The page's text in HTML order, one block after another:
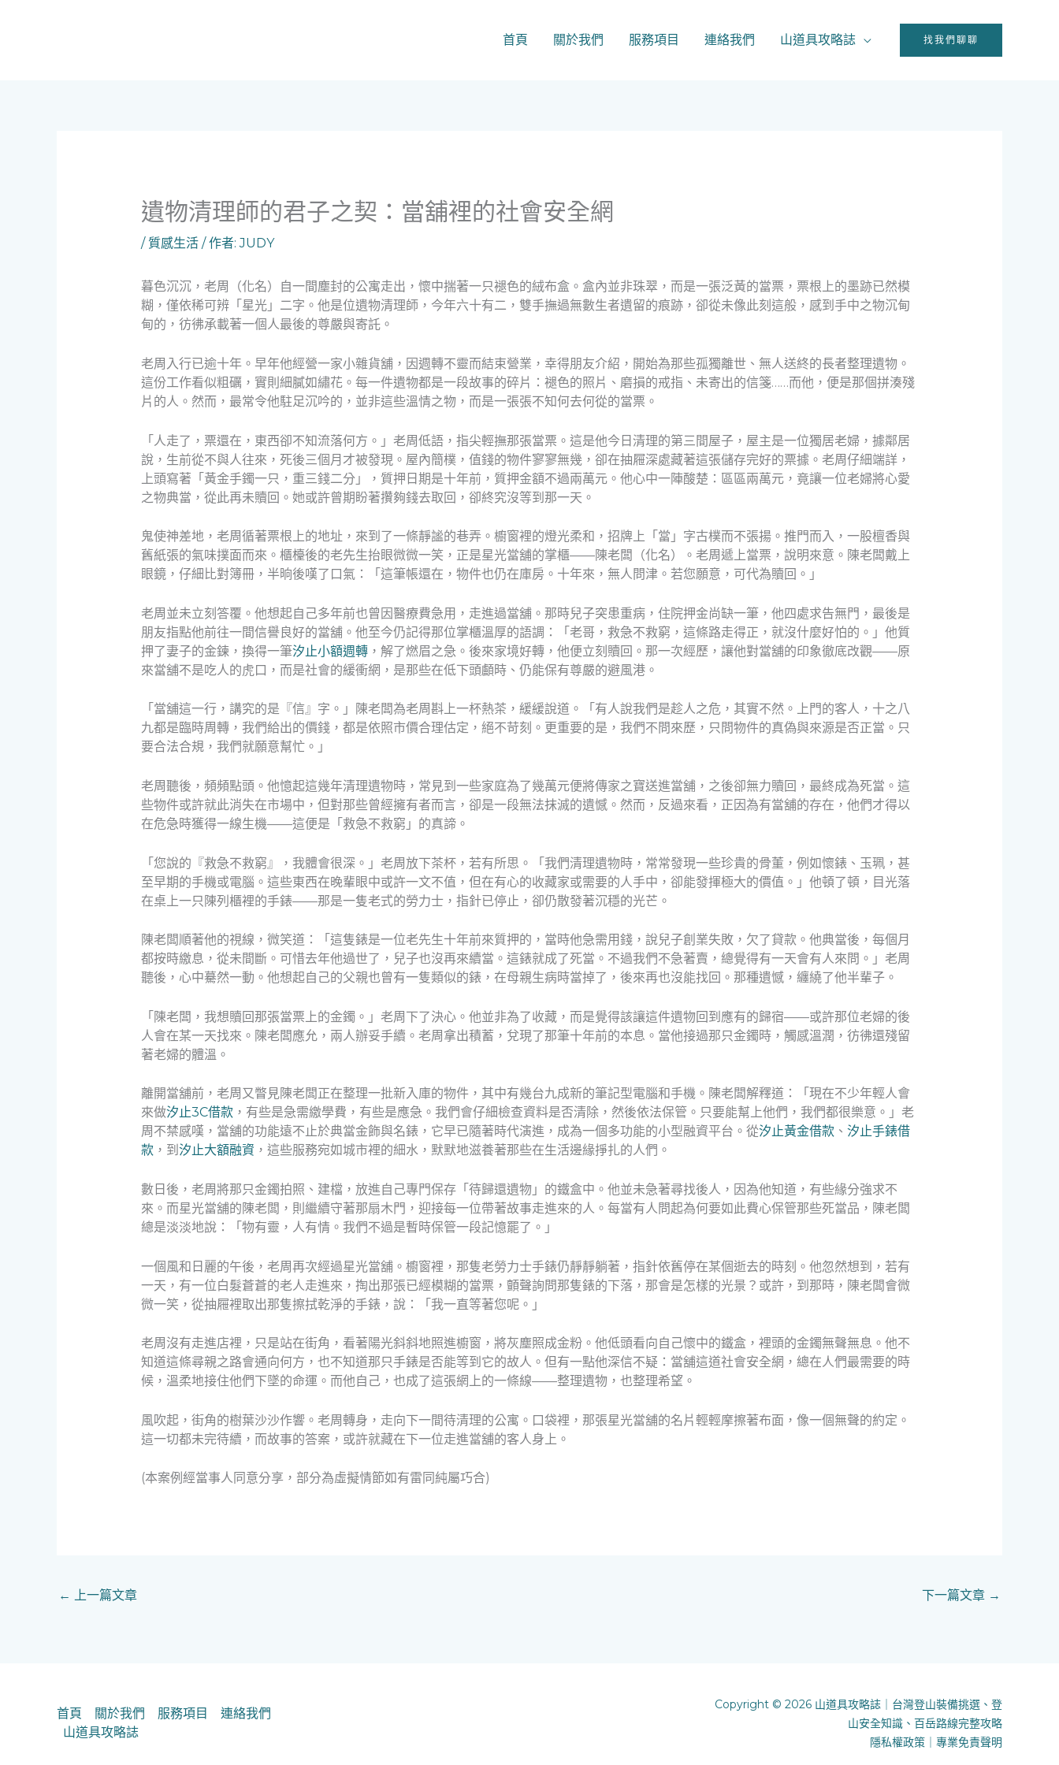
首頁 關於我們 服務項目 連絡我們 山道具攻略誌 找我們聊聊
遺物清理師的君子之契：當舖裡的社會安全網
/ 質感生活/ 作者:JUDY
暮色沉沉，老周（化名）自一間塵封的公寓走出，懷中揣著一只褪色的絨布盒。盒內並非珠翠，而是一張泛黃的當票，票根上的墨跡已然模
糊，僅依稀可辨「星光」二字。他是位遺物清理師，今年六十有二，雙手撫過無數生者遺留的痕跡，卻從未像此刻這般，感到手中之物沉甸
甸的，彷彿承載著一個人最後的尊嚴與寄託。
老周入行已逾十年。早年他經營一家小雜貨舖，因週轉不靈而結束營業，幸得朋友介紹，開始為那些孤獨離世、無人送終的長者整理遺物。
這份工作看似粗礪，實則細膩如繡花。每一件遺物都是一段故事的碎片：褪色的照片、磨損的戒指、未寄出的信箋……而他，便是那個拼湊殘
片的人。然而，最常令他駐足沉吟的，並非這些溫情之物，而是一張張不知何去何從的當票。
「人走了，票還在，東西卻不知流落何方。」老周低語，指尖輕撫那張當票。這是他今日清理的第三間屋子，屋主是一位獨居老婦，據鄰居
說，生前從不與人往來，死後三個月才被發現。屋內簡樸，值錢的物件寥寥無幾，卻在抽屜深處藏著這張儲存完好的票據。老周仔細端詳，
上頭寫著「黃金手鐲一只，重三錢二分」，質押日期是十年前，質押金額不過兩萬元。他心中一陣酸楚：區區兩萬元，竟讓一位老婦將心愛
之物典當，從此再未贖回。她或許曾期盼著攢夠錢去取回，卻終究沒等到那一天。
鬼使神差地，老周循著票根上的地址，來到了一條靜謐的巷弄。櫥窗裡的燈光柔和，招牌上「當」字古樸而不張揚。推門而入，一股檀香與
舊紙張的氣味撲面而來。櫃檯後的老先生抬眼微微一笑，正是星光當舖的掌櫃——陳老闆（化名）。老周遞上當票，說明來意。陳老闆戴上
眼鏡，仔細比對簿冊，半晌後嘆了口氣：「這筆帳還在，物件也仍在庫房。十年來，無人問津。若您願意，可代為贖回。」
老周並未立刻答覆。他想起自己多年前也曾因醫療費急用，走進過當舖。那時兒子突患重病，住院押金尚缺一筆，他四處求告無門，最後是
朋友指點他前往一間信譽良好的當舖。他至今仍記得那位掌櫃溫厚的語調：「老哥，救急不救窮，這條路走得正，就沒什麼好怕的。」他質
押了妻子的金鍊，換得一筆汐止小額週轉，解了燃眉之急。後來家境好轉，他便立刻贖回。那一次經歷，讓他對當舖的印象徹底改觀——原
來當舖不是吃人的虎口，而是社會的緩衝網，是那些在低下頭顱時、仍能保有尊嚴的避風港。
「當舖這一行，講究的是『信』字。」陳老闆為老周斟上一杯熱茶，緩緩說道。「有人說我們是趁人之危，其實不然。上門的客人，十之八
九都是臨時周轉，我們給出的價錢，都是依照市價合理估定，絕不苛刻。更重要的是，我們不問來歷，只問物件的真偽與來源是否正當。只
要合法合規，我們就願意幫忙。」
老周聽後，頻頻點頭。他憶起這幾年清理遺物時，常見到一些家庭為了幾萬元便將傳家之寶送進當舖，之後卻無力贖回，最終成為死當。這
些物件或許就此消失在市場中，但對那些曾經擁有者而言，卻是一段無法抹滅的遺憾。然而，反過來看，正因為有當舖的存在，他們才得以
在危急時獲得一線生機——這便是「救急不救窮」的真諦。
「您說的『救急不救窮』，我體會很深。」老周放下茶杯，若有所思。「我們清理遺物時，常常發現一些珍貴的骨董，例如懷錶、玉珮，甚
至早期的手機或電腦。這些東西在晚輩眼中或許一文不值，但在有心的收藏家或需要的人手中，卻能發揮極大的價值。」他頓了頓，目光落
在桌上一只陳列櫃裡的手錶——那是一隻老式的勞力士，指針已停止，卻仍散發著沉穩的光芒。
陳老闆順著他的視線，微笑道：「這隻錶是一位老先生十年前來質押的，當時他急需用錢，說兒子創業失敗，欠了貸款。他典當後，每個月
都按時繳息，從未間斷。可惜去年他過世了，兒子也沒再來續當。這錶就成了死當。不過我們不急著賣，總覺得有一天會有人來問。」老周
聽後，心中驀然一動。他想起自己的父親也曾有一隻類似的錶，在母親生病時當掉了，後來再也沒能找回。那種遺憾，纏繞了他半輩子。
「陳老闆，我想贖回那張當票上的金鐲。」老周下了決心。他並非為了收藏，而是覺得該讓這件遺物回到應有的歸宿——或許那位老婦的後
人會在某一天找來。陳老闆應允，兩人辦妥手續。老周拿出積蓄，兌現了那筆十年前的本息。當他接過那只金鐲時，觸感溫潤，彷彿還殘留
著老婦的體溫。
離開當舖前，老周又瞥見陳老闆正在整理一批新入庫的物件，其中有幾台九成新的筆記型電腦和手機。陳老闆解釋道：「現在不少年輕人會
來做汐止3C借款，有些是急需繳學費，有些是應急。我們會仔細檢查資料是否清除，然後依法保管。只要能幫上他們，我們都很樂意。」老
周不禁感嘆，當舖的功能遠不止於典當金飾與名錶，它早已隨著時代演進，成為一個多功能的小型融資平台。從汐止黃金借款、 汐止手錶借
款，到 汐止大額融資 ，這些服務宛如城市裡的細水，默默地滋養著那些在生活邊緣掙扎的人們。
數日後，老周將那只金鐲拍照、建檔，放進自己專門保存「待歸還遺物」的鐵盒中。他並未急著尋找後人，因為他知道，有些緣分強求不
來。而星光當舖的陳老闆，則繼續守著那扇木門，迎接每一位帶著故事走進來的人。每當有人問起為何要如此費心保管那些死當品，陳老闆
總是淡淡地說：「物有靈，人有情。我們不過是暫時保管一段記憶罷了。」
一個風和日麗的午後，老周再次經過星光當舖。櫥窗裡，那隻老勞力士手錶仍靜靜躺著，指針依舊停在某個逝去的時刻。他忽然想到，若有
一天，有一位白髮蒼蒼的老人走進來，掏出那張已經模糊的當票，顫聲詢問那隻錶的下落，那會是怎樣的光景？或許，到那時，陳老闆會微
微一笑，從抽屜裡取出那隻擦拭乾淨的手錶，說：「我一直等著您呢。」
老周沒有走進店裡，只是站在街角，看著陽光斜斜地照進櫥窗，將灰塵照成金粉。他低頭看向自己懷中的鐵盒，裡頭的金鐲無聲無息。他不
知道這條尋親之路會通向何方，也不知道那只手錶是否能等到它的故人。但有一點他深信不疑：當舖這道社會安全網，總在人們最需要的時
候，溫柔地接住他們下墜的命運。而他自己，也成了這張網上的一條線——整理遺物，也整理希望。
風吹起，街角的樹葉沙沙作響。老周轉身，走向下一間待清理的公寓。口袋裡，那張星光當舖的名片輕輕摩擦著布面，像一個無聲的約定。
這一切都未完待續，而故事的答案，或許就藏在下一位走進當舖的客人身上。
(本案例經當事人同意分享，部分為虛擬情節如有雷同純屬巧合)
← 上一篇文章 下一篇文章 →
首頁 關於我們 服務項目
連絡我們
山道具攻略誌
Copyright © 2026 山道具攻略誌｜台灣登山裝備挑選、登
山安全知識、百岳路線完整攻略
隱私權政策｜ 專業免責聲明